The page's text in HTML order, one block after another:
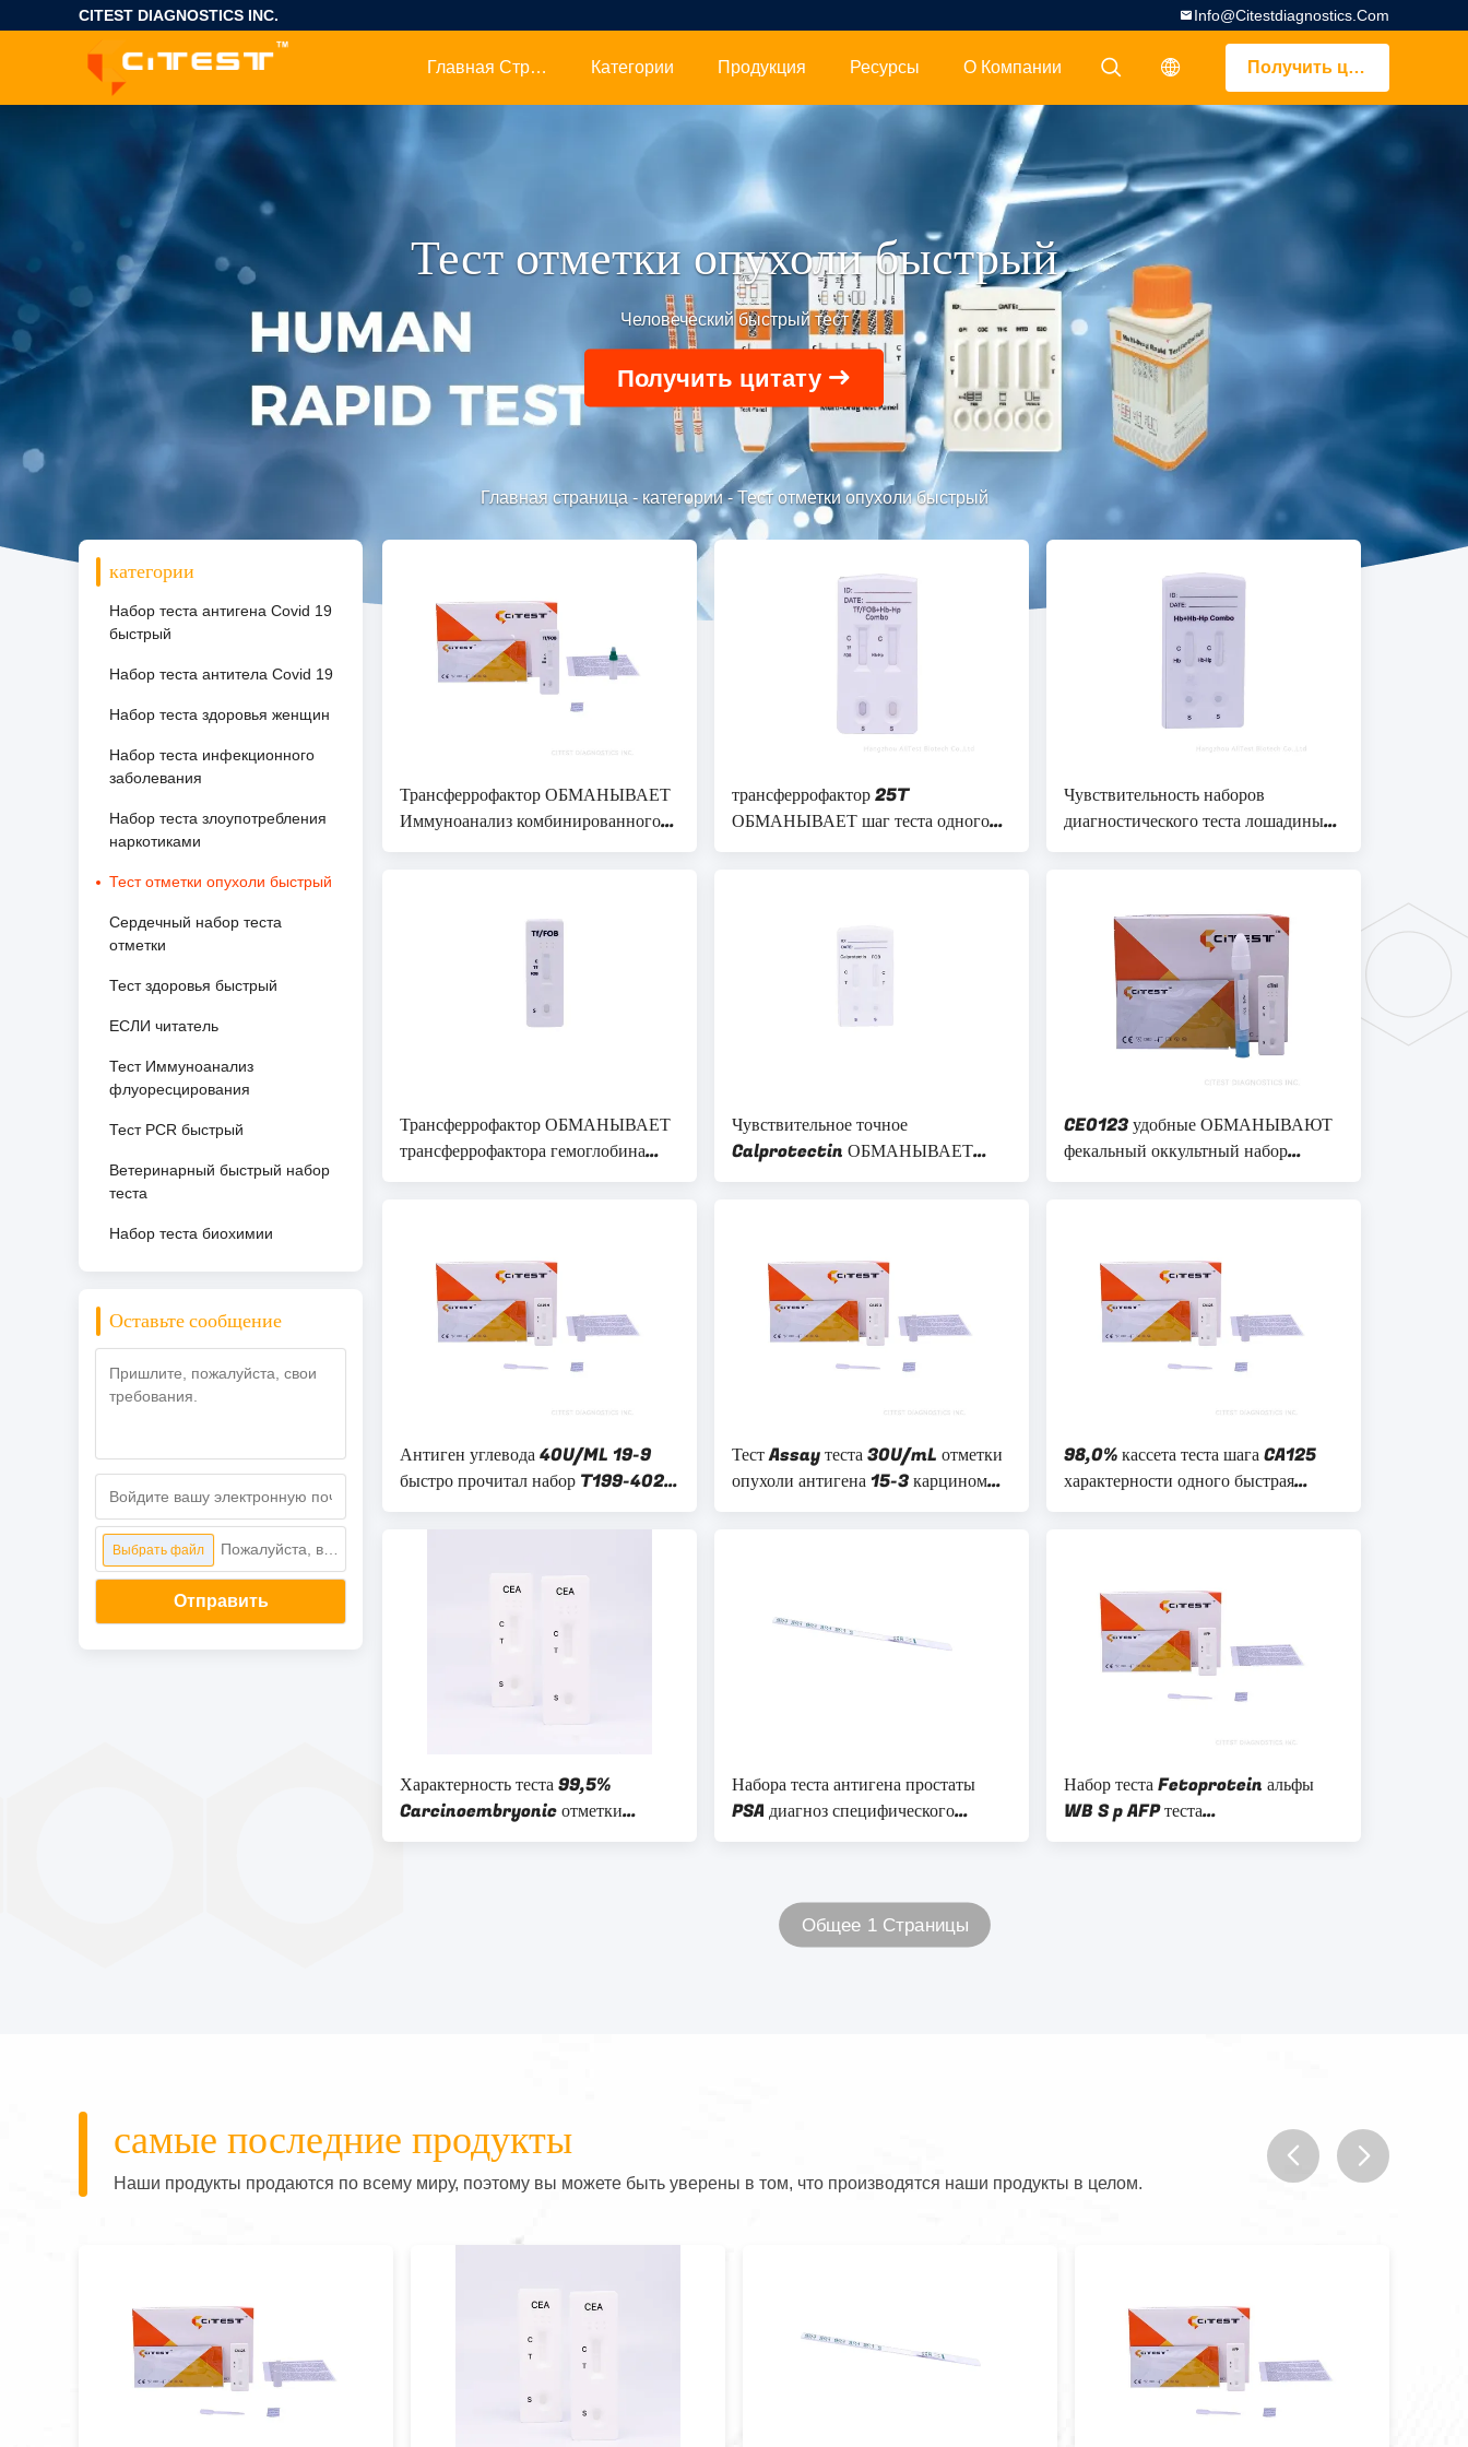
CITEST DIAGNOSTICS INC. Info@citestdiagnostics.com
Получить цитату
Главная Страница Категории Продукция Ресурсы О Компании
Тест отметки опухоли быстрый
Человеческий быстрый тест
Получить цитату
Главная страница - категории-Тест отметки опухоли быстрый
категории
Набор теста антигена Covid 19
быстрый
Набор теста антитела Covid 19
Набор теста здоровья женщин
Набор теста инфекционного
заболевания
Набор теста злоупотребления
наркотиками
Тест отметки опухоли быстрый
Сердечный набор теста
отметки
Тест здоровья быстрый
ЕСЛИ читатель
Тест Иммуноанализ
флуоресцирования
Тест PCR быстрый
Ветеринарный быстрый набор
теста
Набор теста биохимии
Оставьте сообщение
Выбрать файл
Отправить
Трансферрофактор ОБМАНЫВАЕТ
Иммуноанализ комбинированного
быстрого теста отметки опухоли
трансферрофактор 25T
ОБМАНЫВАЕТ шаг теста одного
отметки опухоли Hb HP быстрый
Чувствительность наборов
диагностического теста лошадиных
сил Hb THPB-625 быстрая точная
Трансферрофактор ОБМАНЫВАЕТ
трансферрофактора гемоглобина
теста отметки опухоли обнаружение
Чувствительное точное
Calprotectin ОБМАНЫВАЕТ
быстрый шаг кассеты одного теста
CE0123 удобные ОБМАНЫВАЮТ
фекальный оккультный набор
анализа крови для само- теста
Антиген углевода 40U/ML 19-9
быстро прочитал набор T199-402
теста
Тест Assay теста 30U/mL отметки
опухоли антигена 15-3 карциномы
быстрый удобный быстрый
98,0% кассета теста шага CA125
характерности одного быстрая
чтение 10 минут быстро
Характерность теста 99,5%
Carcinoembryonic отметки
опухоли CEA антигена быстрая
Набора теста антигена простаты
PSA диагноз специфического
качественный медицинский
Набор теста Fetoprotein альфы
WB S p AFP теста
гепатоцеллюлярной отметки
Общее 1 Страницы
самые последние продукты
Наши продукты продаются по всему миру, поэтому вы можете быть уверены в том, что производятся наши продукты в целом.